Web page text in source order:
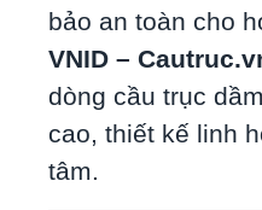
bảo an toàn cho
VNID –
dòng cầu trục
cao, thiết kế linh
tâm.